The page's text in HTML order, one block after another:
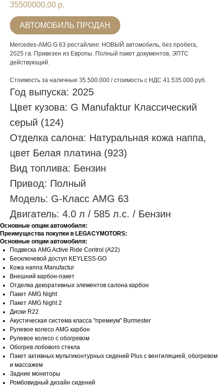
35500000,00 р.
АВТОМОБИЛЬ ПРОДАН
Mercedes-AMG G 63 рестайлинг. НОВЫЙ автомобиль, без пробега,
2025 г.в. Привезен из Европы. Полный пакет документов, ЭПТС
действующий.
Стоимость за наличные 35.500.000 / стоимость с НДС 41.535.000 руб.
Год выпуска: 2025
Цвет кузова: G Manufaktur Классический
серый (124)
Отделка салона: Натуральная кожа наппа,
цвет Белая платина (923)
Вид топлива: Бензин
Привод: Полный
Модель: G-Класс AMG 63
Двигатель: 4.0 л / 585 л.с. / Бензин
Основные опции автомобиля:
Преимущества покупки в LEGACYMOTORS:
Основные опции автомобиля:
Подвеска AMG Active Ride Control (A22)
Бесключевой доступ KEYLESS-GО
Кожа наппа Manufactur
Внешний карбон-пакет
Отделка декоративных элементов салона карбон
Пакет AMG Night
Пакет AMG Night 2
Диски R22
Акустическая система класса "премиум" Burmester
Рулевое колесо AMG карбон
Рулевое колесо с обогревом
Обогрев лобового стекла
Пакет активных мультиконтурных сидений Plus с вентиляцией, обогревом
и массажем
Задние мониторы
Ромбовидный дизайн сидений